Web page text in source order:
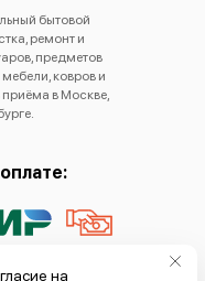
бытовой
ремонт и
предметов
ковров и
приёма в Москве,
на